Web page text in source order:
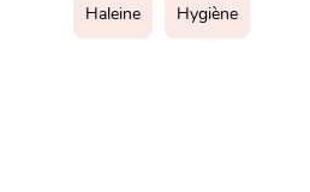
Haleine Hygiène